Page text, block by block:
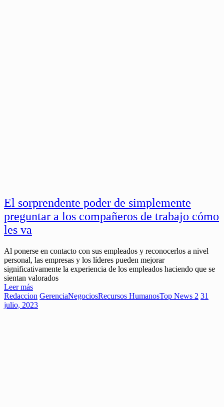
El sorprendente poder de simplemente
preguntar a los compañeros de trabajo cómo
les va
Al ponerse en contacto con sus empleados y reconocerlos a nivel
personal, las empresas y los líderes pueden mejorar
significativamente la experiencia de los empleados haciendo que se
sientan valorados
Leer más
Redaccion GerenciaNegociosRecursos HumanosTop News 2 31
julio, 2023